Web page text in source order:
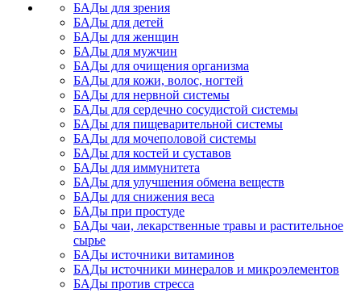
БАДы для зрения
БАДы для детей
БАДы для женщин
БАДы для мужчин
БАДы для очищения организма
БАДы для кожи, волос, ногтей
БАДы для нервной системы
БАДы для сердечно сосудистой системы
БАДы для пищеварительной системы
БАДы для мочеполовой системы
БАДы для костей и суставов
БАДы для иммунитета
БАДы для улучшения обмена веществ
БАДы для снижения веса
БАДы при простуде
БАДы чаи, лекарственные травы и растительное
сырье
БАДы источники витаминов
БАДы источники минералов и микроэлементов
БАДы против стресса